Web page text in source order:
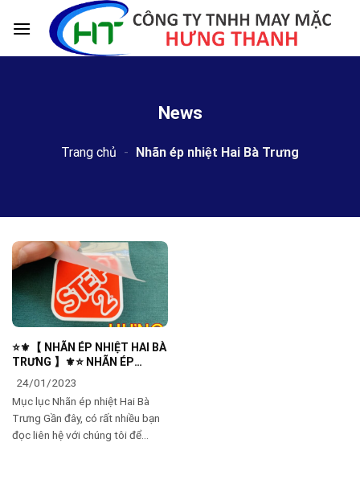
News
Trang chủ - Nhãn ép nhiệt Hai Bà Trưng
⭐️⚜️【 NHÃN ÉP NHIỆT HAI BÀ
TRƯNG 】⚜️⭐️ NHÃN ÉP
NHIỆT🔥🔥🔥🔥🔥
24/01/2023
Mục lục Nhãn ép nhiệt Hai Bà
Trưng Gần đây, có rất nhiều bạn
đọc liên hệ với chúng tôi để